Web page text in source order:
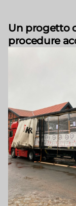
Un progetto
procedure